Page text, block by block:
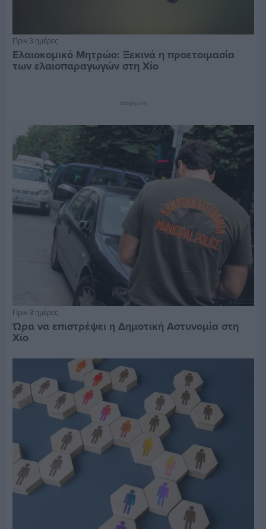
Πριν 3 ημέρες
Ελαιοκομικό Μητρώο: Ξεκινά η προετοιμασία
των ελαιοπαραγωγών στη Χίο
Διαφήμιση
Πριν 3 ημέρες
Ώρα να επιστρέψει η Δημοτική Αστυνομία στη
Χίο